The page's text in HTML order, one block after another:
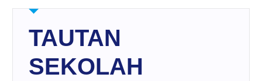
TAUTAN
SEKOLAH